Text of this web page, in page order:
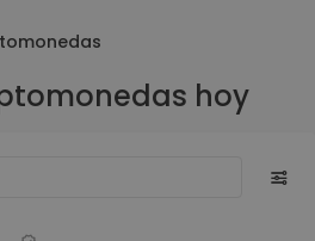
hoy